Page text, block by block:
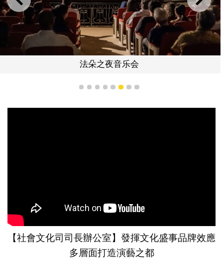
上一则 下一
法朵之夜音乐会
1 2 3 4 5 6 7 8
【社會文化司司長辦公室】發揮文化盛事品牌效應
多層面打造演藝之都